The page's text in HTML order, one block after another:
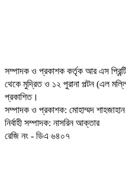
সম্পাদক ও প্রকাশক কর্তৃক আর এস
থেকে মুদ্রিত ও ১২ পুরানা পল্টন (এল
প্রকাশিত।
সম্পাদক ও প্রকাশক: মোহাম্মদ শাহজাহান
নির্বাহী সম্পাদক: নাসরিন আক্তার
রেজি নং - ডিএ ৬৪০৭